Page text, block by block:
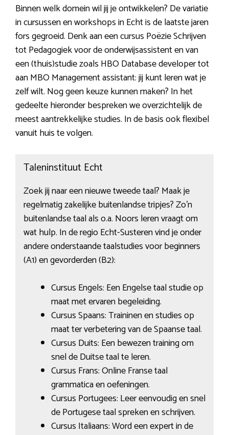
Binnen welk domein wil jij je ontwikkelen? De variatie
in cursussen en workshops in Echt is de laatste jaren
fors gegroeid. Denk aan een cursus Poëzie Schrijven
tot Pedagogiek voor de onderwijsassistent en van
een (thuis)studie zoals HBO Database developer tot
aan MBO Management assistant: jij kunt leren wat je
zelf wilt. Nog geen keuze kunnen maken? In het
gedeelte hieronder bespreken we overzichtelijk de
meest aantrekkelijke studies. In de basis ook flexibel
vanuit huis te volgen.
Taleninstituut Echt
Zoek jij naar een nieuwe tweede taal? Maak je
regelmatig zakelijke buitenlandse tripjes? Zo’n
buitenlandse taal als o.a. Noors leren vraagt om
wat hulp. In de regio Echt-Susteren vind je onder
andere onderstaande taalstudies voor beginners
(A1) en gevorderden (B2):
Cursus Engels: Een Engelse taal studie op
maat met ervaren begeleiding.
Cursus Spaans: Traininen en studies op
maat ter verbetering van de Spaanse taal.
Cursus Duits: Een bewezen training om
snel de Duitse taal te leren.
Cursus Frans: Online Franse taal
grammatica en oefeningen.
Cursus Portugees: Leer eenvoudig en snel
de Portugese taal spreken en schrijven.
Cursus Italiaans: Word een expert in de